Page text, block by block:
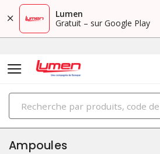
Lumen
Gratuit – sur Google Play
PRODUITS
éclairage
Ampoules